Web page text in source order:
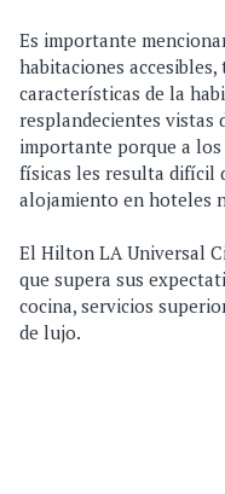
Es importante
habitaciones
características de la
resplandecientes vistas
importante porque a los
físicas les resulta difícil
alojamiento en hoteles
El Hilton LA Universal
que supera sus
cocina, servicios
de lujo.